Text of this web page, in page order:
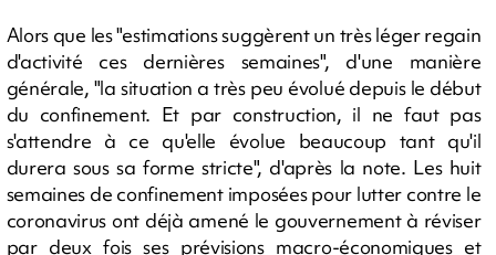
Alors que les "estimations suggèrent un très léger regain
d'activité ces dernières semaines", d'une manière
générale, "la situation a très peu évolué depuis le début
du confinement. Et par construction, il ne faut pas
s'attendre à ce qu'elle évolue beaucoup tant qu'il
durera sous sa forme stricte", d'après la note. Les huit
semaines de confinement imposées pour lutter contre le
coronavirus ont déjà amené le gouvernement à réviser
par deux fois ses prévisions macro-économiques et